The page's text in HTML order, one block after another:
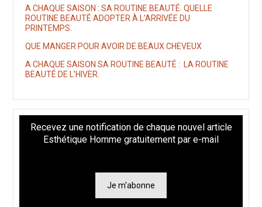
A CHAQUE SAISON : SA ROUTINE BEAUTÉ. QUELLE
ROUTINE BEAUTÉ ADOPTER À L’ARRIVÉE DU
PRINTEMPS.
QUE MANGER POUR AVOIR DE BEAUX CHEVEUX
A CHAQUE SAISON SA ROUTINE BEAUTÉ : LA ROUTINE
BEAUTÉ DE L’HIVER.
Recevez une notification de chaque nouvel article
Esthétique Homme gratuitement par e-mail
Je m'abonne